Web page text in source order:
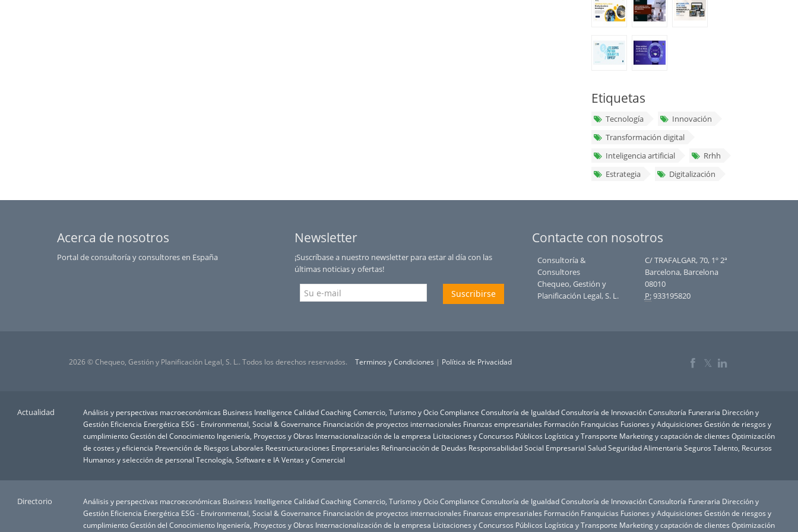
Etiquetas
Tecnología
Innovación
Transformación digital
Inteligencia artificial
Rrhh
Estrategia
Digitalización
Acerca de nosotros
Portal de consultoría y consultores en España
Newsletter
¡Suscríbase a nuestro newsletter para estar al día con las
últimas noticias y ofertas!
Suscribirse
Contacte con nosotros
Consultoría &
Consultores
Chequeo, Gestión y
Planificación Legal, S. L.
C/ TRAFALGAR, 70, 1º 2ª
Barcelona, Barcelona
08010
P:933195820
2026 © Chequeo, Gestión y Planificación Legal, S. L.. Todos los derechos reservados. Terminos y Condiciones | Política de Privacidad 𝕏
Actualidad Análisis y perspectivas macroeconómicas Business Intelligence Calidad Coaching Comercio, Turismo y Ocio Compliance Consultoría de Igualdad Consultoría de Innovación Consultoría Funeraria Dirección y
Gestión Eficiencia Energética ESG - Environmental, Social & Governance Financiación de proyectos internacionales Finanzas empresariales Formación Franquicias Fusiones y Adquisiciones Gestión de riesgos y
cumplimiento Gestión del Conocimiento Ingeniería, Proyectos y Obras Internacionalización de la empresa Licitaciones y Concursos Públicos Logística y Transporte Marketing y captación de clientes Optimización
de costes y eficiencia Prevención de Riesgos Laborales Reestructuraciones Empresariales Refinanciación de Deudas Responsabilidad Social Empresarial Salud Seguridad Alimentaria Seguros Talento, Recursos
Humanos y selección de personal Tecnología, Software e IA Ventas y Comercial
Directorio Análisis y perspectivas macroeconómicas Business Intelligence Calidad Coaching Comercio, Turismo y Ocio Compliance Consultoría de Igualdad Consultoría de Innovación Consultoría Funeraria Dirección y
Gestión Eficiencia Energética ESG - Environmental, Social & Governance Financiación de proyectos internacionales Finanzas empresariales Formación Franquicias Fusiones y Adquisiciones Gestión de riesgos y
cumplimiento Gestión del Conocimiento Ingeniería, Proyectos y Obras Internacionalización de la empresa Licitaciones y Concursos Públicos Logística y Transporte Marketing y captación de clientes Optimización